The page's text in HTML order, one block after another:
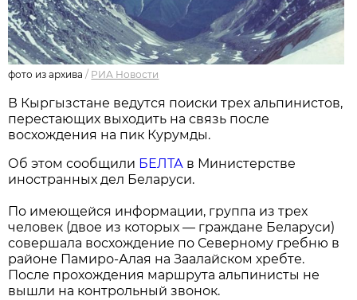
фото из архива / РИА Новости
В Кыргызстане ведутся поиски трех альпинистов,
перестающих выходить на связь после
восхождения на пик Курумды.
Об этом сообщили БЕЛТА в Министерстве
иностранных дел Беларуси.
По имеющейся информации, группа из трех
человек (двое из которых — граждане Беларуси)
совершала восхождение по Северному гребню в
районе Памиро-Алая на Заалайском хребте.
После прохождения маршрута альпинисты не
вышли на контрольный звонок.